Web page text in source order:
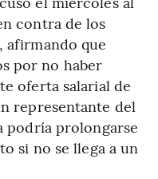
contra de los
afirmando que
por no haber
oferta salarial de
representante del
podría prolongarse
si no se llega a un